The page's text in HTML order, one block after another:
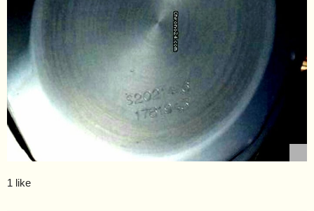
1 like